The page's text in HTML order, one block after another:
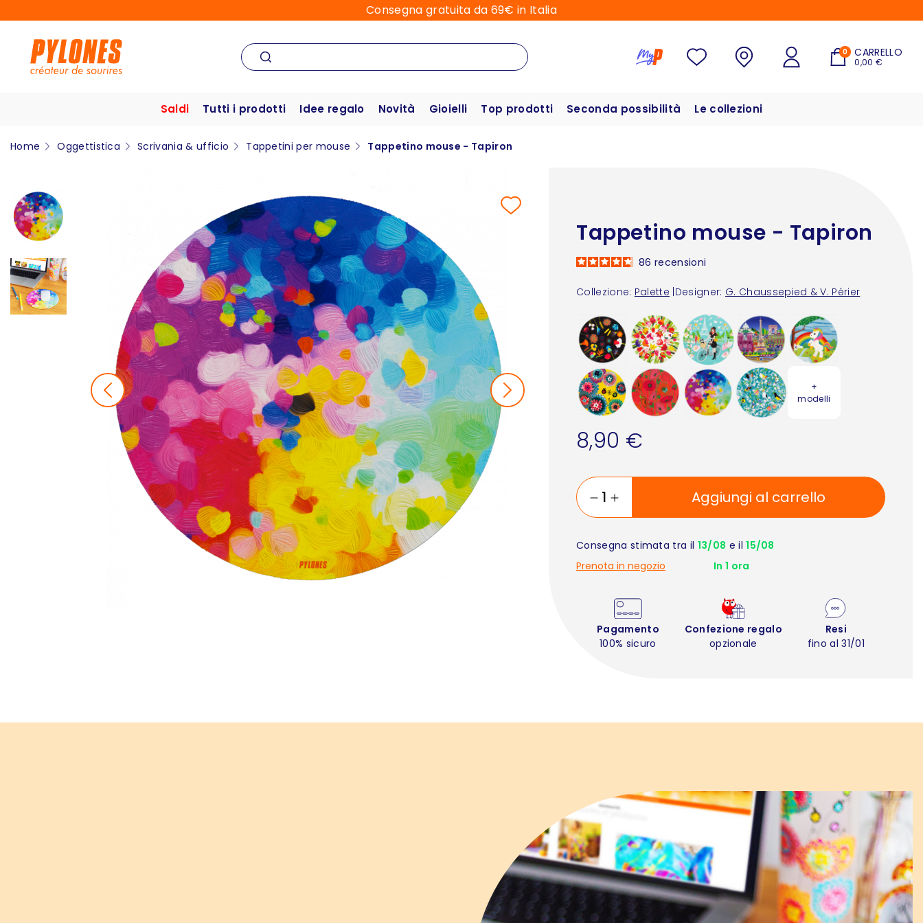
Consegna gratuita da 69€ in Italia
0 CARRELLO
0,00 €
Saldi Tutti i prodotti Idee regalo Novità Gioielli Top prodotti Seconda possibilità Le collezioni
Home Oggettistica Scrivania & ufficio Tappetini per mouse Tappetino mouse - Tapiron
Tappetino mouse - Tapiron
Collezione: Palette Designer: G. Chaussepied & V. Périer
86 recensioni
+
modelli
8,90 €
Aggiungi al carrello
Consegna stimata tra il 13/08 e il15/08
Prenota in negozio
In 1 ora
Pagamento
100% sicuro
Confezione regalo
opzionale
Resi
fino al 31/01